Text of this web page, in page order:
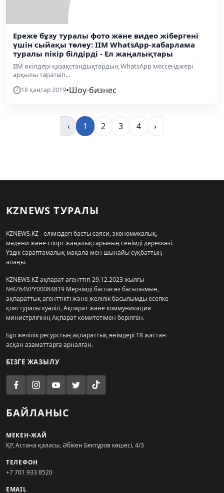
Ереже бұзу туралы фото және видео жібергені
үшін сыйақы төлеу: ІІМ WhatsApp-хабарлама
туралы пікір білдірді - Ел жаңалықтары
ІІМ өкілдері қазақстандықтардың WhatsApp мессенджері
арқылы таратып...
18 қаңтар 2019•Шоу-бизнес
‹ 1 2 3 4 ›
KZNEWS ТУРАЛЫ
KZNEWS.KZ - еліміздегі басты саяси, экономикалық,
мәдени және спорт жаңалықтарының сенімді дереккөзі.
Үздік сараптамалық мақала мен шынайы сұқбаттың
алаңы.
KZNEWS.KZ ақпарат агенттігі 29.12.2023 жылғы
№KZ64VPY00084819 Мерзімді баспасөз басылымын,
ақпараттық агенттікті және желілік басылымды есепке
қою туралы куәлігі, Ақпарат және коммуникация
министрлігінің Ақпарат комитетімен берілген.
Бұл желілік ресурстың ақпараттық өнімдері 18 жастан
асқан азаматтарға арналған.
БІЗГЕ ЖАЗЫЛУ
БАЙЛАНЫС
МЕКЕН-ЖАЙ
ҚР, Астана қаласы, Әбікен Бектұров көшесі, 4/3
ТЕЛЕФОН
+7 701 933 8520
EMAIL